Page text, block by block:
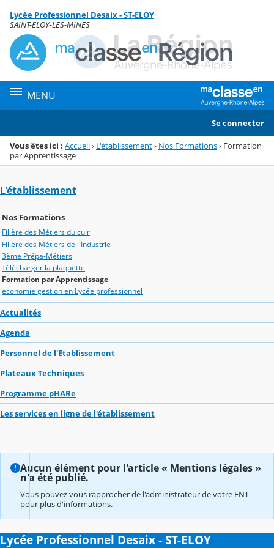
Menu de la rubrique
Contenu
Lycée Professionnel Desaix - ST-ELOY
SAINT-ELOY-LES-MINES
MENU
Se connecter
Vous êtes ici : Accueil› L'établissement› Nos Formations› Formation
par Apprentissage
L'établissement
Nos Formations
Filière des Métiers du cuir
Filière des Métiers de l'Industrie
3ème Prépa-Métiers
Télécharger la plaquette
Formation par Apprentissage
economie gestion en Lycée professionnel
Actualités
Agenda
Personnel de l'Etablissement
Plateaux Techniques
Programme pHARe
Les services en ligne de l'établissement
Aucun élément pour l'article « Mentions légales »
n'a été publié.
Vous pouvez vous rapprocher de l'administrateur de votre ENT
pour plus d'informations.
Lycée Professionnel Desaix - ST-ELOY